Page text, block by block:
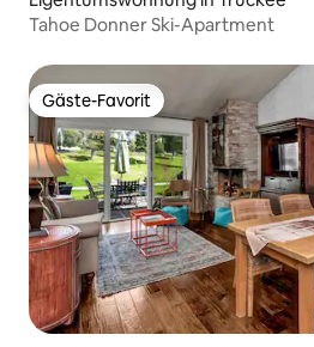
Tahoe Donner Ski-Apartment
Gäste-Favorit
Gäste-Favorit